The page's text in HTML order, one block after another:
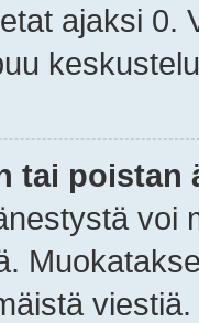
ajaksi 0.
tai poistan
voi